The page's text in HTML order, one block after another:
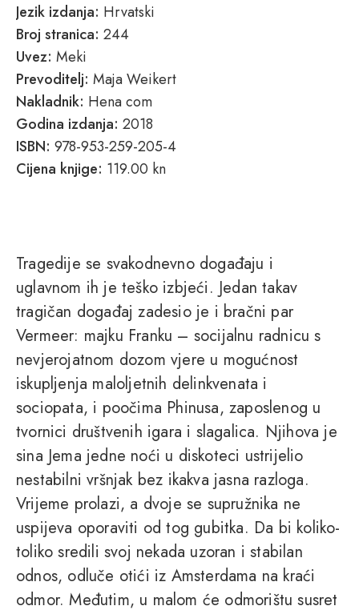
Jezik izdanja: Hrvatski
Broj stranica: 244
Uvez: Meki
Prevoditelj: Maja Weikert
Nakladnik: Hena com
Godina izdanja: 2018
ISBN: 978-953-259-205-4
Cijena knjige: 119.00 kn
Tragedije se svakodnevno događaju i
uglavnom ih je teško izbjeći. Jedan takav
tragičan događaj zadesio je i bračni par
Vermeer: majku Franku – socijalnu radnicu s
nevjerojatnom dozom vjere u mogućnost
iskupljenja maloljetnih delinkvenata i
sociopata, i poočima Phinusa, zaposlenog u
tvornici društvenih igara i slagalica. Njihova je
sina Jema jedne noći u diskoteci ustrijelio
nestabilni vršnjak bez ikakva jasna razloga.
Vrijeme prolazi, a dvoje se supružnika ne
uspijeva oporaviti od tog gubitka. Da bi koliko-
toliko sredili svoj nekada uzoran i stabilan
odnos, odluče otići iz Amsterdama na kraći
odmor. Međutim, u malom će odmorištu susret